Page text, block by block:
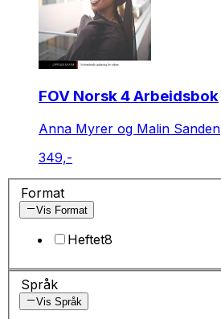
FOV Norsk 4 Arbeidsbok
Anna Myrer og Malin Sanden
349,-
Format
Vis Format
Heftet8
Språk
Vis Språk